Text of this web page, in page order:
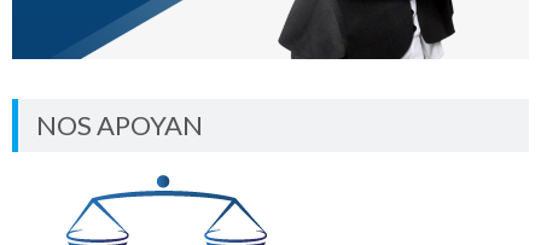
NOS APOYAN